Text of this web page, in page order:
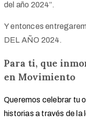
del año 2024”.
Y entonces
DEL AÑO 2024.
Para ti, que
en Movimiento
Queremos celebrar tu
historias a través de la